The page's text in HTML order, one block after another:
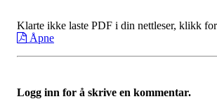
Klarte ikke laste PDF i din nettleser, klikk
Åpne
Logg inn for å skrive en kommentar.